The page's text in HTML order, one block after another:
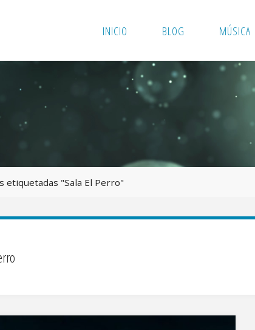
INICIO BLOG MÚSICA
etiquetadas "Sala El Perro"